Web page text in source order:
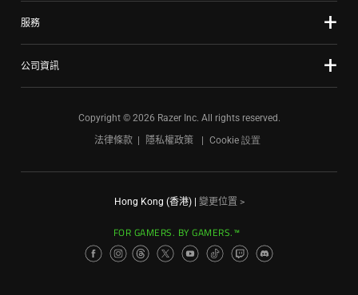
服務
公司資訊
Copyright © 2026 Razer Inc. All rights reserved.
法律條款
隱私權政策 Cookie 設置
Hong Kong (香港)| 變更位置 >
FOR GAMERS. BY GAMERS.™